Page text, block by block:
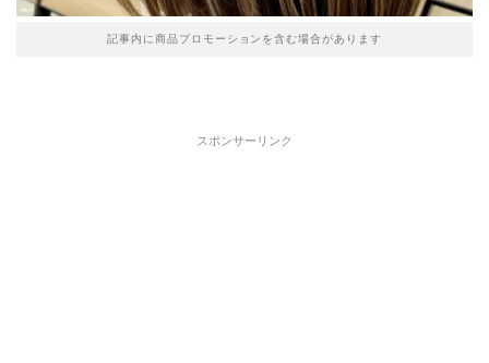
記事内に商品プロモーションを含む場合があります
スポンサーリンク